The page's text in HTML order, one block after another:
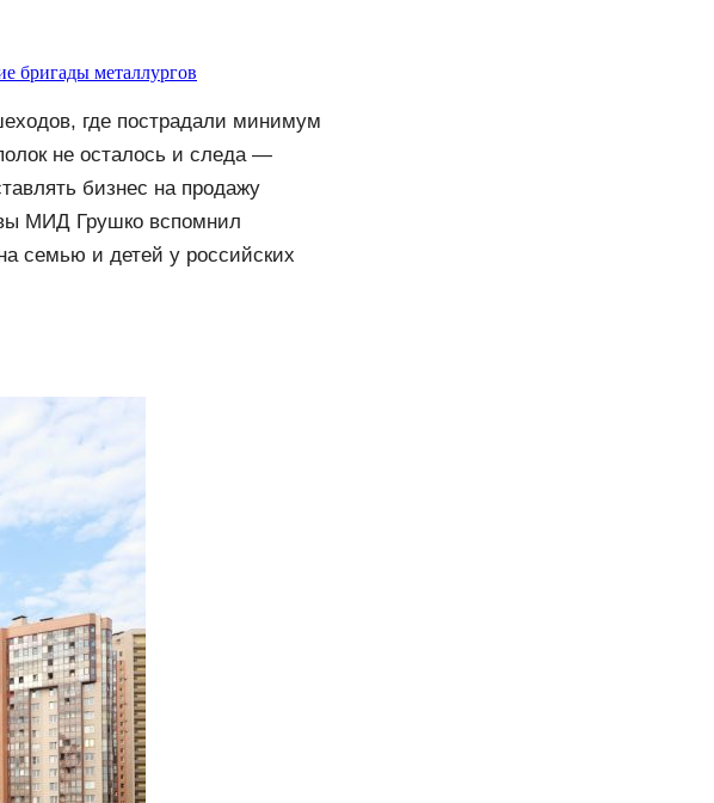
бригады металлургов
где пострадали минимум
не осталось и следа —
бизнес на продажу
МИД Грушко вспомнил
семью и детей у российских